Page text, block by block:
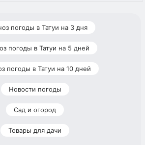
погоды в Татуи на 3 дня
погоды в Татуи на 5 дней
погоды в Татуи на 10 дней
Новости погоды
Сад и огород
Товары для дачи